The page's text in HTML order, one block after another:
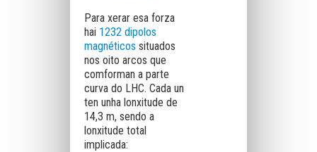
Para xerar esa forza
hai 1232 dipolos
magnéticos situados
nos oito arcos que
comforman a parte
curva do LHC. Cada un
ten unha lonxitude de
14,3 m, sendo a
lonxitude total
implicada: